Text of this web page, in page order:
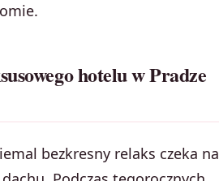
hotelu w Pradze
bezkresny relaks czeka na